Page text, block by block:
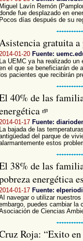
Miguel Lavín Remón
fue desplazado en
Pocos días después de su
gratuita a
2014-01-20 Fuente:
La UEMC ya ha realizado
el que se beneficiarán de
los pacientes que recibirán
40% de las
2014-01-17 Fuente:
La bajada de las
del parque de
estos
38% de las
energética
2014-01-17 Fuente:
navegar o utilizar
puedes cambiar la
de Ciencias
Roja: “Exito